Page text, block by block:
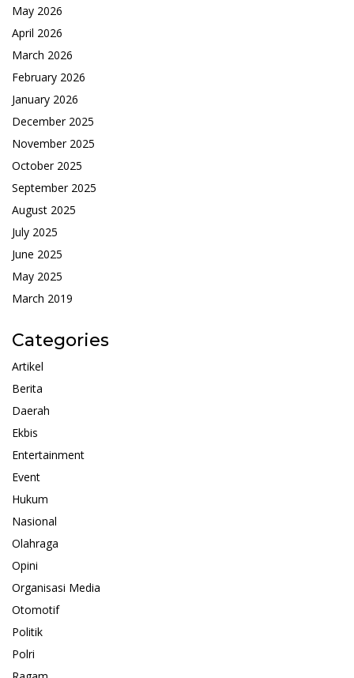
May 2026
April 2026
March 2026
February 2026
January 2026
December 2025
November 2025
October 2025
September 2025
August 2025
July 2025
June 2025
May 2025
March 2019
Categories
Artikel
Berita
Daerah
Ekbis
Entertainment
Event
Hukum
Nasional
Olahraga
Opini
Organisasi Media
Otomotif
Politik
Polri